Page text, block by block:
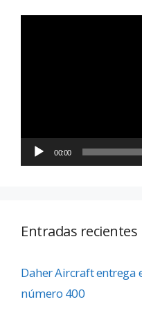
00:00
Entradas recientes
Daher Aircraft entrega
número 400